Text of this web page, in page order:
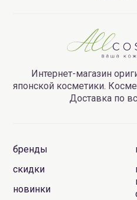
Интернет-магазин
японской косметики.
Доставка по
бренды
скидки
новинки